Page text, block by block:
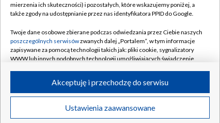
Naziemna Telewizja Cyfrowa
Rada Programowa
System NOS
Informacje o nadawcy
Program dla prasy
Ogłoszenie przetargowe
Pomoc
Kontakt
Kanały
©2026 Telewizja Polska S.A. w likwidacji
mierzenia ich skuteczności) i pozostałych, które wskazujemy poniżej, a
także zgody na udostępnianie przez nas identyfikatora PPID do Google.
Twoje dane osobowe zbierane podczas odwiedzania przez Ciebie naszych
poszczególnych serwisówzwanych dalej „Portalem”, w tym informacje
zapisywane za pomocą technologii takich jak: pliki cookie, sygnalizatory
WWW lub innych podobnych technologii umożliwiających świadczenie
ruchu w Internecie.
Twoje dane osobowe zbierane podczas odwiedzania przez Ciebie
poszczególnych serwisówna Portalu, takie jak adresy IP, identyfikatory
Ustawienia zaawansowane
Akceptuję i przechodzę do serwisu